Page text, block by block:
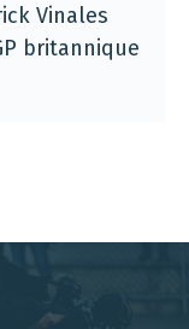
Vinales
britannique